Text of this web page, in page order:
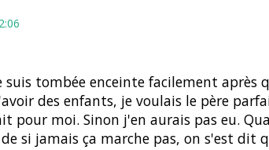
suis tombée enceinte facilement après
des enfants, je voulais le père
pour moi. Sinon j'en aurais pas eu.
si jamais ça marche pas, on s'est dit